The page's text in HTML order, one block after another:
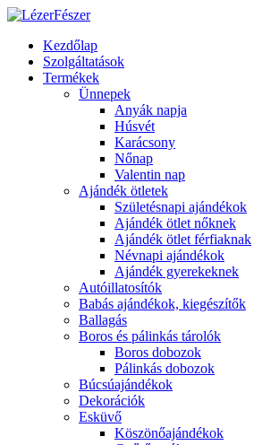
Kezdőlap
Szolgáltatások
Termékek
Ünnepek
Anyák napja
Húsvét
Karácsony
Nőnap
Valentin nap
Ajándék ötletek
Születésnapi ajándékok
Ajándék ötlet nőknek
Ajándék ötlet férfiaknak
Névnapi ajándékok
Ajándék gyerekeknek
Autóillatosítók
Babás ajándékok, kiegészítők
Ballagás
Boros és pálinkás tárolók
Boros dobozok
Pálinkás dobozok
Búcsúajándékok
Dekorációk
Esküvő
Köszönőajándékok